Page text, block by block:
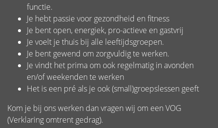
functie.
Je hebt passie voor gezondheid en fitness
Je bent open, energiek, pro-actieve en gastvrij
Je voelt je thuis bij alle leeftijdsgroepen.
Je bent gewend om zorgvuldig te werken.
Je vindt het prima om ook regelmatig in avonden
en/of weekenden te werken
Het is een pré als je ook (small)groepslessen geeft
Kom je bij ons werken dan vragen wij om een VOG
(Verklaring omtrent gedrag).